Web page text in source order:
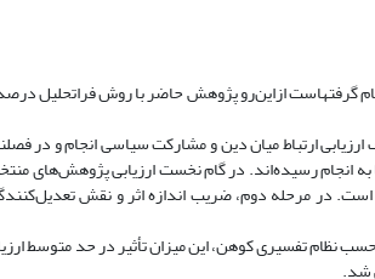
گرفتهاست ازاین‌رو پژوهش حاضر با روش فرا‌تحلیل
فرا‌تحلیل حاضر، ۱۲ پژوهش مرتبط انتخاب شدند که در سال‌های ۱۳94-۱۳84با هدف ارزیابی ارتباط میان دین و
انجام رسیده‌اند. در گام نخست ارزیابی پژوهش‌های
است. در مرحله دوم، ضریب اندازه اثر و نقش
اثر یا ضریب تأثیر دین‌داری بر مشارکت سیاسی معادل 33/0 است که برحسب نظام تفسیری کوهن، این میزان